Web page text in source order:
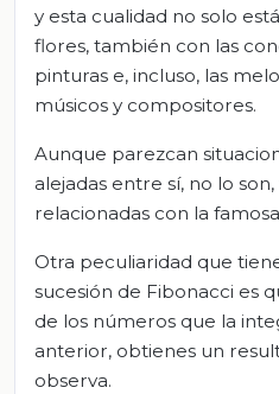
y esta cualidad no solo
flores, también con las
pinturas e, incluso, las
músicos y compositores.
Aunque parezcan
alejadas entre sí, no lo
relacionadas con la
Otra peculiaridad que
sucesión de Fibonacci es
de los números que la
anterior, obtienes un
observa.